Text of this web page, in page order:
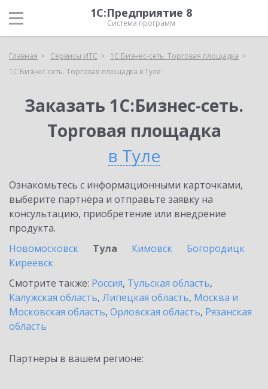
1С:Предприятие 8
Система программ
Главная Сервисы ИТС
1С:Бизнес-сеть. Торговая площадка
1С:Бизнес-сеть. Торговая площадка в Туле
Заказать 1С:Бизнес-сеть.
Торговая площадка
в Туле
Ознакомьтесь с информационными карточками,
выберите партнёра и отправьте заявку на
консультацию, приобретение или внедрение
продукта.
Новомосковск
Тула Кимовск
Богородицк
Киреевск
Смотрите также: Россия, Тульская область,
Калужская область, Липецкая область, Москва и
Московская область, Орловская область, Рязанская
область
Партнеры в вашем регионе: